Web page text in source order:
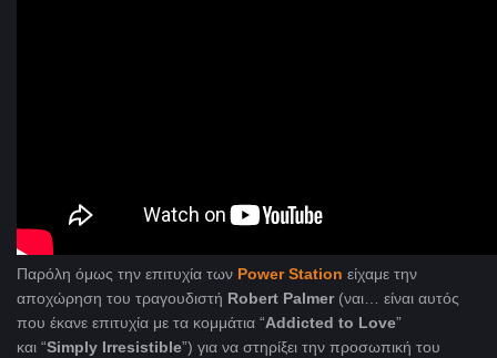
Παρόλη όμως την επιτυχία των Power Station είχαμε την
αποχώρηση του τραγουδιστή Robert Palmer(ναι… είναι αυτός
που έκανε επιτυχία με τα κομμάτια “Addicted to Love”
και “Simply Irresistible”) για να στηρίξει την προσωπική του